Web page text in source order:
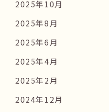
2025年10月
2025年8月
2025年6月
2025年4月
2025年2月
2024年12月